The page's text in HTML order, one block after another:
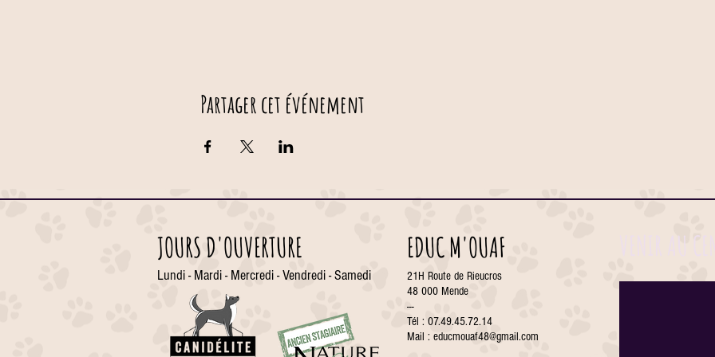
Partager cet événement
JOURS D'OUVERTURE
Lundi - Mardi - Mercredi - Vendredi - Samedi
EDUC M'OUAF
21H Route de Rieucros
48 000 Mende
---
Tél : 07.49.45.72.14
Mail : educmouaf48@gmail.com
VENIR AU